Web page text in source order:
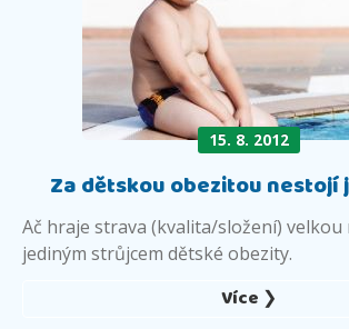
15. 8. 2012
Za dětskou obezitou nestojí
Ač hraje strava (kvalita/složení)
jediným strůjcem dětské obezity.
Více ❯